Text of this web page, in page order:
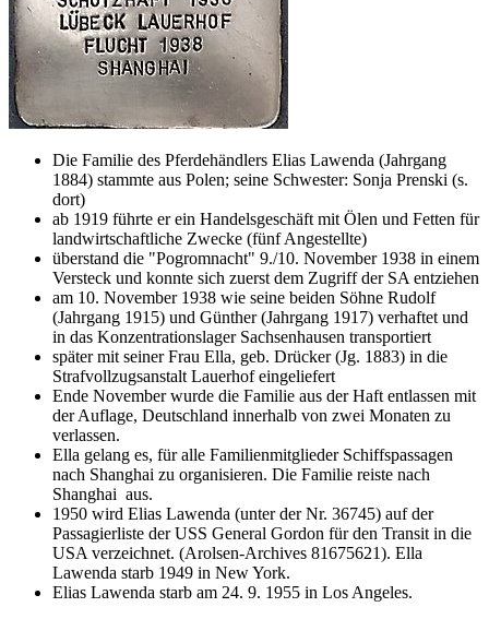
Die Familie des Pferdehändlers Elias Lawenda (Jahrgang
1884) stammte aus Polen; seine Schwester: Sonja Prenski (s.
dort)
ab 1919 führte er ein Handelsgeschäft mit Ölen und Fetten für
landwirtschaftliche Zwecke (fünf Angestellte)
überstand die "Pogromnacht" 9./10. November 1938 in einem
Versteck und konnte sich zuerst dem Zugriff der SA entziehen
am 10. November 1938 wie seine beiden Söhne Rudolf
(Jahrgang 1915) und Günther (Jahrgang 1917) verhaftet und
in das Konzentrationslager Sachsenhausen transportiert
später mit seiner Frau Ella, geb. Drücker (Jg. 1883) in die
Strafvollzugsanstalt Lauerhof eingeliefert
Ende November wurde die Familie aus der Haft entlassen mit
der Auflage, Deutschland innerhalb von zwei Monaten zu
verlassen.
Ella gelang es, für alle Familienmitglieder Schiffspassagen
nach Shanghai zu organisieren. Die Familie reiste nach
Shanghai aus.
1950 wird Elias Lawenda (unter der Nr. 36745) auf der
Passagierliste der USS General Gordon für den Transit in die
USA verzeichnet. (Arolsen-Archives 81675621). Ella
Lawenda starb 1949 in New York.
Elias Lawenda starb am 24. 9. 1955 in Los Angeles.